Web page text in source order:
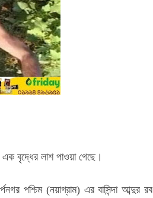
এক বৃদ্ধের লাশ পাওয়া গেছে।
পশ্চিম (নয়াগ্রাম) এর বাসিন্দা আব্দুর রব